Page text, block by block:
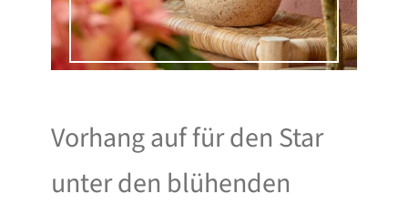
Vorhang auf für den Star
unter den blühenden